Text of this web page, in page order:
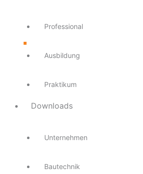
Professional
Ausbildung
Praktikum
Downloads
Unternehmen
Bautechnik